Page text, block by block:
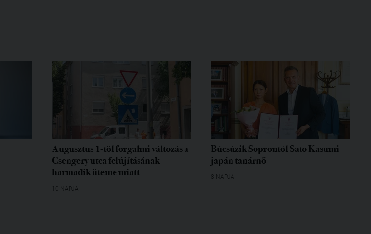
Augusztus 1-től forgalmi változás a
Csengery utca felújításának
harmadik üteme miatt
10 NAPJA
Búcsúzik Soprontól Sato Kasumi
japán tanárnő
8 NAPJA